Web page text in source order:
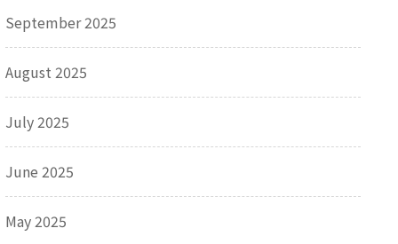
September 2025
August 2025
July 2025
June 2025
May 2025